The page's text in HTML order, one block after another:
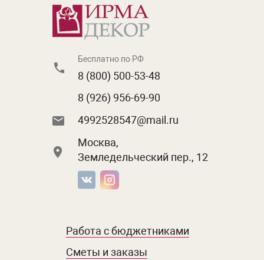
Бесплатно по РФ
8 (800) 500-53-48
8 (926) 956-69-90
4992528547@mail.ru
Москва,
Земледельческий пер., 12
Работа с бюджетниками
Сметы и заказы